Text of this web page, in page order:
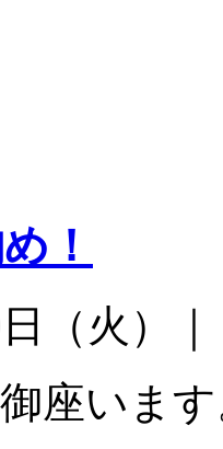
！
日（火）
座いま